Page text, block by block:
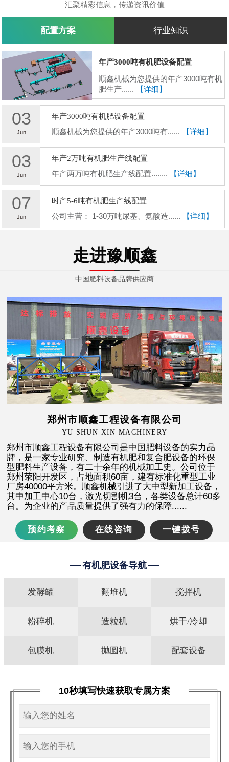
汇聚精彩信息，传递资讯价值
配置方案 行业知识
年产3000吨有机肥设备配置
顺鑫机械为您提供的年产3000吨有机
肥生产......
【详细】
03
Jun
年产3000吨有机肥设备配置
顺鑫机械为您提供的年产3000吨有...... 【详细】
03
Jun
年产2万吨有机肥生产线配置
年产两万吨有机肥生产线配置........ 【详细】
07
Jun
时产5-6吨有机肥生产线配置
公司主营： 1-30万吨尿基、氨酸造...... 【详细】
走进豫顺鑫
中国肥料设备品牌供应商
郑州市顺鑫工程设备有限公司
YU SHUN XIN MACHINERY
郑州市顺鑫工程设备有限公司是中国肥料设备的实力品
牌，是一家专业研究、制造有机肥和复合肥设备的环保
型肥料生产设备，有二十余年的机械加工史。公司位于
郑州荥阳开发区，占地面积60亩，建有标准化重型工业
厂房40000平方米。顺鑫机械引进了大中型新加工设备，
其中加工中心10台，激光切割机3台，各类设备总计60多
台。为企业的产品质量提供了强有力的保障......
预约考察 在线咨询 一键拨号
有机肥设备导航
发酵罐 翻堆机 搅拌机
粉碎机 造粒机 烘干/冷却
包膜机 抛圆机 配套设备
10秒填写快速获取专属方案